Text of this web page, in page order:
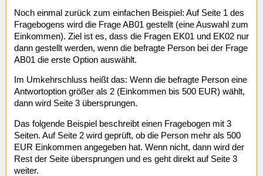
Noch einmal zurück zum einfachen Beispiel: Auf Seite 1 des
Fragebogens wird die Frage AB01 gestellt (eine Auswahl zum
Einkommen). Ziel ist es, dass die Fragen EK01 und EK02 nur
dann gestellt werden, wenn die befragte Person bei der Frage
AB01 die erste Option auswählt.
Im Umkehrschluss heißt das: Wenn die befragte Person eine
Antwortoption größer als 2 (Einkommen bis 500 EUR) wählt,
dann wird Seite 3 übersprungen.
Das folgende Beispiel beschreibt einen Fragebogen mit 3
Seiten. Auf Seite 2 wird geprüft, ob die Person mehr als 500
EUR Einkommen angegeben hat. Wenn nicht, dann wird der
Rest der Seite übersprungen und es geht direkt auf Seite 3
weiter.